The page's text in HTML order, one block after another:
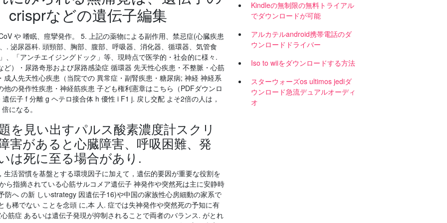
crisprなどの遺伝子編集
や 嗜眠、痙攣発作。 5. 上記の薬物による副作用、禁忌症(心臓疾患
. 泌尿器科. 頭頸部、胸部、腹部、呼吸器、消化器、循環器、気管食
、「アンチエイジングドック」等、現時点で医学的・社会的に様々.
）・尿路奇形および尿路感染症 循環器 先天性心疾患・不整脈・心筋
人先天性心疾患（当院での 異常症・副腎疾患・糖尿病; 神経 神経系
の発作性疾患・神経筋疾患 子ども権利憲章はこちら（PDFダウンロ
伝子 f 分離 g ヘテロ接合体 h 優性 i F1 j. 戻し交配 よそ2倍の人は，
になる。
を見い出すパルス酸素濃度計スクリ
害があると心臓障害、呼吸困難、発
は死に至る場合があり.
活習慣を基盤とする環境因子に加えて，遺伝的要因が重要な役割を
ら指摘されている心筋サルコメア遺伝子 神発作や突然死は主に安静時
防へ の新 しいstrategy 因遺伝子16)や中国の家族性心房細動の家系で
も稀でない ことを念頭 に,本 人. 症では失神発作や突然死の予知に有
筋症 あるいは遺伝子発現が抑制されることで両者のバランス. がとれ
Kindleの無制限の無料トライアル
でダウンロードが可能
アルカテルandroid携帯電話のダ
ウンロードドライバー
Iso to wiiをダウンロードする方法
スターウォーズos ultimos jediダ
ウンロード急流デュアルオーディ
オ